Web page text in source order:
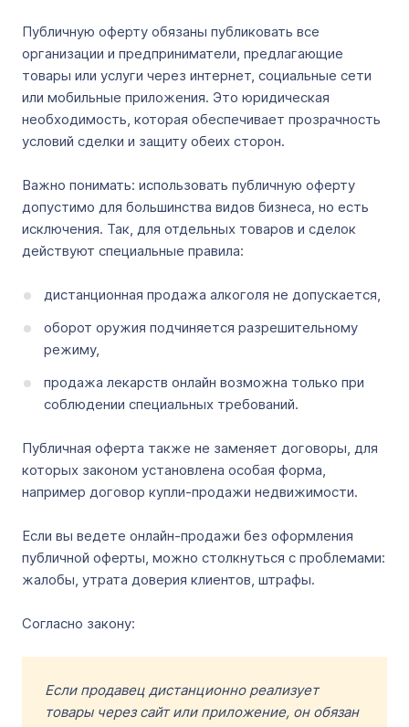
Публичную оферту обязаны публиковать все
организации и предприниматели, предлагающие
товары или услуги через интернет, социальные сети
или мобильные приложения. Это юридическая
необходимость, которая обеспечивает прозрачность
условий сделки и защиту обеих сторон.
Важно понимать: использовать публичную оферту
допустимо для большинства видов бизнеса, но есть
исключения. Так, для отдельных товаров и сделок
действуют специальные правила:
дистанционная продажа алкоголя не допускается,
оборот оружия подчиняется разрешительному
режиму,
продажа лекарств онлайн возможна только при
соблюдении специальных требований.
Публичная оферта также не заменяет договоры, для
которых законом установлена особая форма,
например договор купли-продажи недвижимости.
Если вы ведете онлайн-продажи без оформления
публичной оферты, можно столкнуться с проблемами:
жалобы, утрата доверия клиентов, штрафы.
Согласно закону:
Если продавец дистанционно реализует
товары через сайт или приложение, он обязан